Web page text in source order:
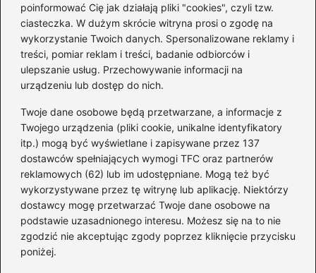
poinformować Cię jak działają pliki "cookies", czyli tzw.
ciasteczka. W dużym skrócie witryna prosi o zgodę na
wykorzystanie Twoich danych. Spersonalizowane reklamy i
treści, pomiar reklam i treści, badanie odbiorców i
ulepszanie usług. Przechowywanie informacji na
urządzeniu lub dostęp do nich.
Twoje dane osobowe będą przetwarzane, a informacje z
Twojego urządzenia (pliki cookie, unikalne identyfikatory
itp.) mogą być wyświetlane i zapisywane przez 137
dostawców spełniających wymogi TFC oraz partnerów
reklamowych (62) lub im udostępniane. Mogą też być
wykorzystywane przez tę witrynę lub aplikację. Niektórzy
dostawcy mogę przetwarzać Twoje dane osobowe na
podstawie uzasadnionego interesu. Możesz się na to nie
zgodzić nie akceptując zgody poprzez kliknięcie przycisku
poniżej.
Jak bez stresu zmienić
adres email na Steam –
prosty przewodnik krok po
kroku
Kategorie
CS:GO(26)
FIFA(90)
Forza Horizon(22)
Gry(186)
Modyfikacje(42)
Spolszczenia(101)